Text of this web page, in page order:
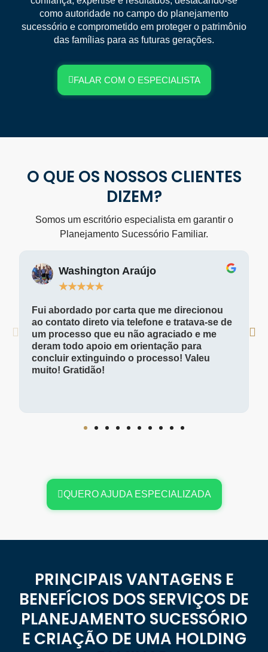
como autoridade no campo do planejamento
sucessório e comprometido em proteger o patrimônio
das famílias para as futuras gerações.
FALAR COM O ESPECIALISTA
O QUE OS NOSSOS CLIENTES
DIZEM?
Somos um escritório especialista em garantir o
Planejamento Sucessório Familiar.
Washington Araújo
★★★★★
Fui abordado por carta que me direcionou
ao contato direto via telefone e tratava-se de
um processo que eu não agraciado e me
deram todo apoio em orientação para
concluir extinguindo o processo! Valeu
muito! Gratidão!
QUERO AJUDA ESPECIALIZADA
PRINCIPAIS VANTAGENS E
BENEFÍCIOS DOS SERVIÇOS DE
PLANEJAMENTO SUCESSÓRIO
E CRIAÇÃO DE UMA HOLDING